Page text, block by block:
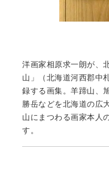
洋画家相原求一朗が、
山」（北海道河西郡中
録する画集。羊蹄山、
勝岳などを北海道の広
山にまつわる画家本人
す。